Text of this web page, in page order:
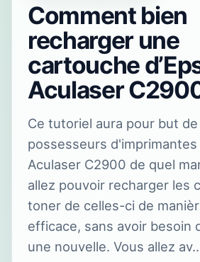
Comment bien
recharger une
cartouche
Aculaser
Ce tutoriel aura pour but
possesseurs d'imprimantes
Aculaser C2900 de quel
allez pouvoir recharger les
toner de celles-ci de
efficace, sans avoir besoin
une nouvelle. Vous allez